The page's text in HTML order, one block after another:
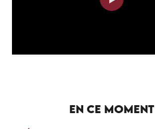
EN CE MOMENT